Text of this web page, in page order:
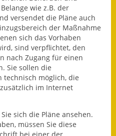
Sitzungsberichte 2017
Sitzungsberichte 2018
Sitzungsberichte 2019
Sitzungsberichte 2020
& Finanzen
wie z.B. der
versendet die Pläne auch
der Maßnahme
sich das Vorhaben
sind verpflichtet, den
nach Zugang für einen
Sie sollen die
technisch möglich, die
im Internet
sich die Pläne ansehen.
müssen Sie diese